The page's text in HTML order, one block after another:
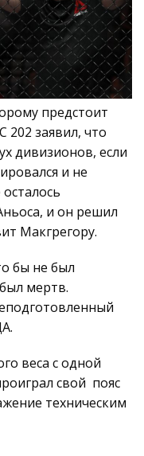
предстоит
202 заявил, что
дивизионов, если
и не
осталось
и он решил
Макгрегору.
бы не был
мертв.
веса с одной
свой пояс
техническим